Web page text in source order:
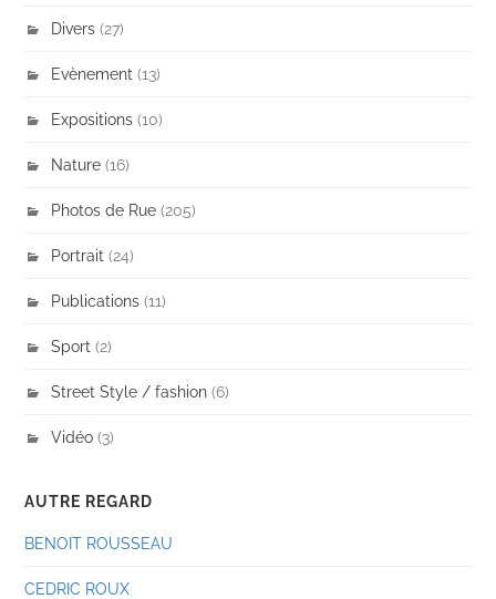
Divers (27)
Evènement (13)
Expositions (10)
Nature (16)
Photos de Rue (205)
Portrait (24)
Publications (11)
Sport (2)
Street Style / fashion (6)
Vidéo (3)
AUTRE REGARD
BENOIT ROUSSEAU
CEDRIC ROUX